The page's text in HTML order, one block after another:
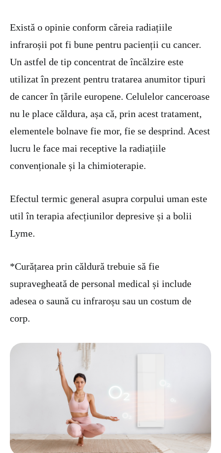
Există o opinie conform căreia radiațiile
infraroșii pot fi bune pentru pacienții cu cancer.
Un astfel de tip concentrat de încălzire este
utilizat în prezent pentru tratarea anumitor tipuri
de cancer în țările europene. Celulelor canceroase
nu le place căldura, așa că, prin acest tratament,
elementele bolnave fie mor, fie se desprind. Acest
lucru le face mai receptive la radiațiile
convenționale și la chimioterapie.
Efectul termic general asupra corpului uman este
util în terapia afecțiunilor depresive și a bolii
Lyme.
*Curățarea prin căldură trebuie să fie
supravegheată de personal medical și include
adesea o saună cu infraroșu sau un costum de
corp.